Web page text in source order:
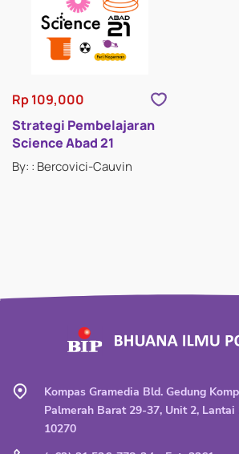
Rp 109,000
Strategi Pembelajaran
Science Abad 21
By: : Bercovici-Cauvin
Kompas Gramedia Bld. Gedung
Palmerah Barat 29-37, Unit 2, Lantai
10270